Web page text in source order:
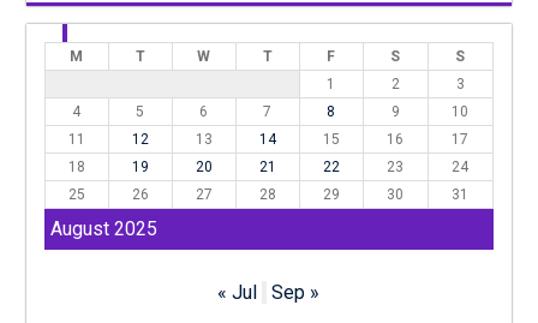
August 2025
M T W T F S
S
1
2
3
4
5 6 7 8 9
10
11
12 13 14 15 16
17
18
19 20 21 22 23
24
25
26 27 28 29 30 31
« Jul Sep »